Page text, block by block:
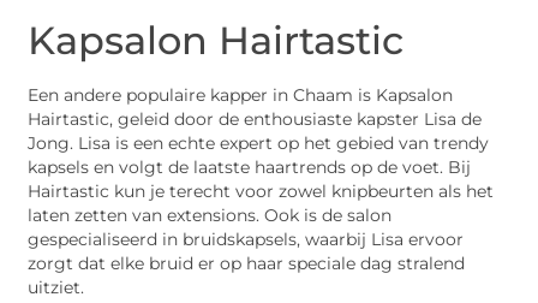
Kapsalon Hairtastic
Een andere populaire kapper in Chaam is Kapsalon
Hairtastic, geleid door de enthousiaste kapster Lisa de
Jong. Lisa is een echte expert op het gebied van trendy
kapsels en volgt de laatste haartrends op de voet. Bij
Hairtastic kun je terecht voor zowel knipbeurten als het
laten zetten van extensions. Ook is de salon
gespecialiseerd in bruidskapsels, waarbij Lisa ervoor
zorgt dat elke bruid er op haar speciale dag stralend
uitziet.